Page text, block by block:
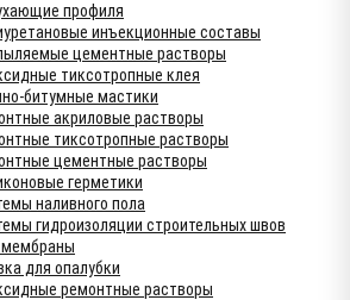
профиля
инъекционные составы
цементные растворы
тиксотропные клея
битумные мастики
акриловые растворы
тиксотропные растворы
цементные растворы
герметики
наливного пола
гидроизоляции строительных швов
для опалубки
ремонтные растворы